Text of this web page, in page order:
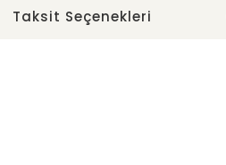
Taksit Seçenekleri